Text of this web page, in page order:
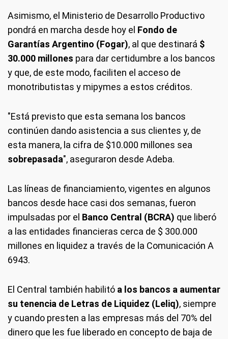
Asimismo, el Ministerio de Desarrollo Productivo
pondrá en marcha desde hoy el Fondo de
Garantías Argentino (Fogar), al que destinará $
30.000 millones para dar certidumbre a los bancos
y que, de este modo, faciliten el acceso de
monotributistas y mipymes a estos créditos.
"Está previsto que esta semana los bancos
continúen dando asistencia a sus clientes y, de
esta manera, la cifra de $10.000 millones sea
sobrepasada", aseguraron desde Adeba.
Las líneas de financiamiento, vigentes en algunos
bancos desde hace casi dos semanas, fueron
impulsadas por el Banco Central (BCRA) que liberó
a las entidades financieras cerca de $ 300.000
millones en liquidez a través de la Comunicación A
6943.
El Central también habilitó a los bancos a aumentar
su tenencia de Letras de Liquidez (Leliq), siempre
y cuando presten a las empresas más del 70% del
dinero que les fue liberado en concepto de baja de